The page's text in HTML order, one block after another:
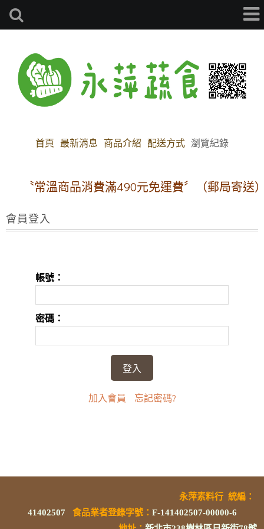
首頁 最新消息 商品介紹 配送方式 瀏覽紀錄
〝常溫商品消費滿490元免運費〞（郵局寄送）
會員登入
帳號：
密碼：
加入會員 忘記密碼?
永萍素料行 統編 ：
41402507
食品業者登錄字號： F-141402507-00000-6